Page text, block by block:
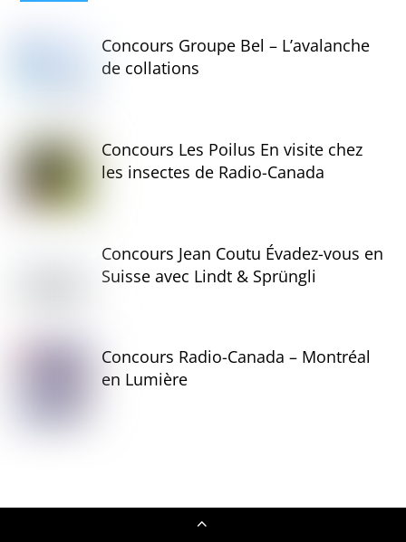
Concours Groupe Bel – L’avalanche
de collations
Concours Les Poilus En visite chez
les insectes de Radio-Canada
Concours Jean Coutu Évadez-vous en
Suisse avec Lindt & Sprüngli
Concours Radio-Canada – Montréal
en Lumière